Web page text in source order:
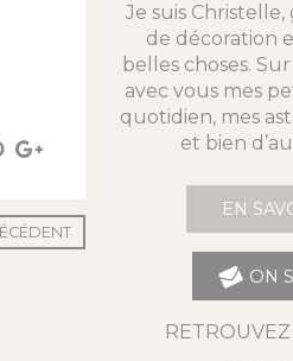
Je suis
de décoration
belles choses.
avec vous mes
quotidien, mes
et bien
EN
ON